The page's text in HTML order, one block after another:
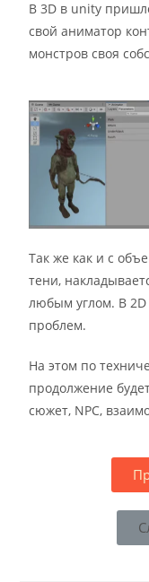
В 3D в unity
свой аниматор
монстров своя
Так же как и с
тени,
любым углом. В 2D
проблем.
На этом по
продолжение
сюжет, NPC,